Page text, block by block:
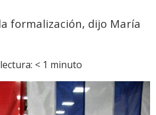
formalización, dijo María
< 1 minuto